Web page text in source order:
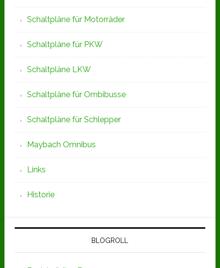
Schaltpläne für Motorräder
Schaltpläne für PKW
Schaltpläne LKW
Schaltpläne für Ombibusse
Schaltpläne für Schlepper
Maybach Omnibus
Links
Historie
BLOGROLL